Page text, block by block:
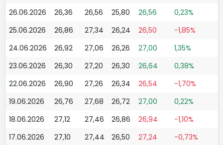
26.06.2026
26,36 26,56 25,80 26,56
0,23%
25.06.2026
26,86 27,34 26,24 26,50
-1,85%
24.06.2026
26,92 27,06 26,26 27,00
1,35%
23.06.2026
26,30 27,20 26,30 26,64
0,38%
22.06.2026
26,90 27,26 26,34 26,54
-1,70%
19.06.2026
26,76 27,68 26,72 27,00
0,22%
18.06.2026
27,12 27,46 26,86 26,94
-1,10%
17.06.2026
27,10 27,44 26,50 27,24
-0,73%